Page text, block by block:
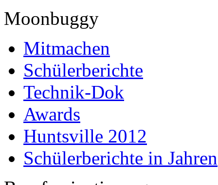
Moonbuggy
Mitmachen
Schülerberichte
Technik-Dok
Awards
Huntsville 2012
Schülerberichte in Jahren